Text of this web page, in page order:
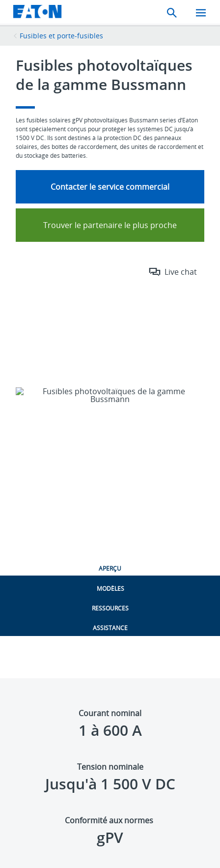
Search
Toggle
Mobile
Fusibles et porte-fusibles
Fusibles photovoltaïques
de la gamme Bussmann
Les fusibles solaires gPV photovoltaïques Bussmann series d’Eaton
sont spécialement conçus pour protéger les systèmes DC jusqu’à
1500 V DC. Ils sont destinés à la protection DC des panneaux
solaires, des boîtes de raccordement, des unités de raccordement et
du stockage des batteries.
Contacter le service commercial
Trouver le partenaire le plus proche
Live chat
APERÇU
MODÈLES
RESSOURCES
ASSISTANCE
Courant nominal
1 à 600 A
Tension nominale
Jusqu'à 1 500 V DC
Conformité aux normes
gPV